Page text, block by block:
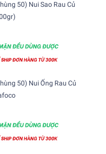
50) Nui Sao Rau Củ
50) Nui Ống Rau Củ